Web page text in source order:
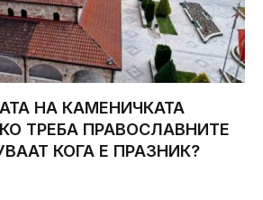
НА КАМЕНИЧКАТА
ТРЕБА ПРАВОСЛАВНИТЕ
КОГА Е ПРАЗНИК?